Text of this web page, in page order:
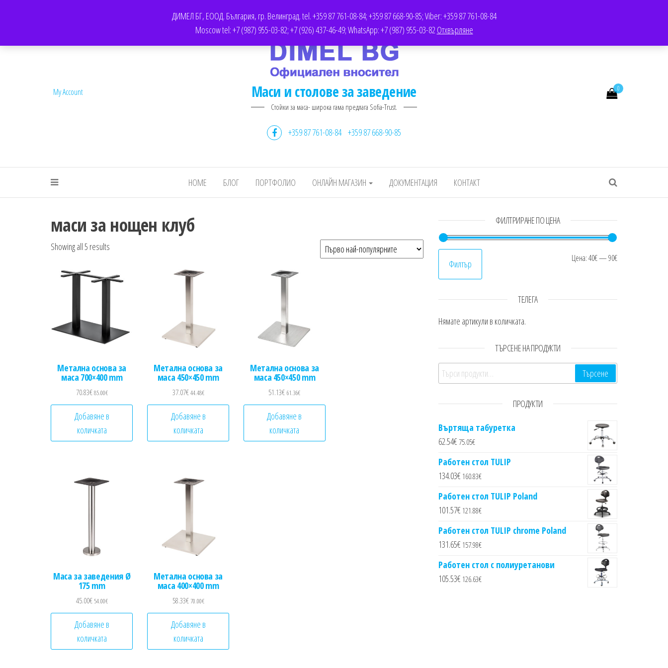
ДИМЕЛ БГ, ЕООД. България, гр. Велинград. tel. +359 87 761-08-84; +359 87 668-90-85; Viber: +359 87 761-08-84
Moscow tel: +7 (987) 955-03-82; +7 (926) 437-46-49; WhatsApp: +7 (987) 955-03-82Отхвърляне
Маси и столове за заведение
Стойки за маса- широка гама предлага Sofia-Trust.
0
My Account
+359 87 761-08-84 +359 87 668-90-85
HOME БЛОГ ПОРТФОЛИО ОНЛАЙН МАГАЗИН ДОКУМЕНТАЦИЯ КОНТАКТ
маси за нощен клуб
Showing all 5 results
Метална основа за
маса 700×400 mm
70.83€85.00€
Добавяне в
количката
Метална основа за
маса 450×450 mm
37.07€44.48€
Добавяне в
количката
Метална основа за
маса 450×450 mm
51.13€ 61.36€
Добавяне в
количката
Маса за заведения Ø
175 mm
45.00€ 54.00€
Добавяне в
количката
Метална основа за
маса 400×400 mm
58.33€70.00€
Добавяне в
количката
ФИЛТРИРАНЕ ПО ЦЕНА
Минимална
Максимална
Филтър Цена:40€—90€
ТЕЛЕГА
Нямате артикули в количката.
ТЪРСЕНЕ НА ПРОДУКТИ
Търсене за:
Търсене
ПРОДУКТИ
Въртяща табуретка
62.54€ 75.05€
Работен стол TULIP
134.03€ 160.83€
Работен стол TULIP Poland
101.57€ 121.88€
Работен стол TULIP chrome Poland
131.65€ 157.98€
Работен стол с полиуретанови
105.53€ 126.63€